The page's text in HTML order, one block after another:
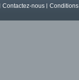
Contactez-nous